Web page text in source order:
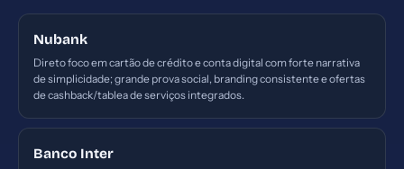
Nubank
Direto foco em cartão de crédito e conta digital com forte narrativa
de simplicidade; grande prova social, branding consistente e ofertas
de cashback/tablea de serviços integrados.
Banco Inter